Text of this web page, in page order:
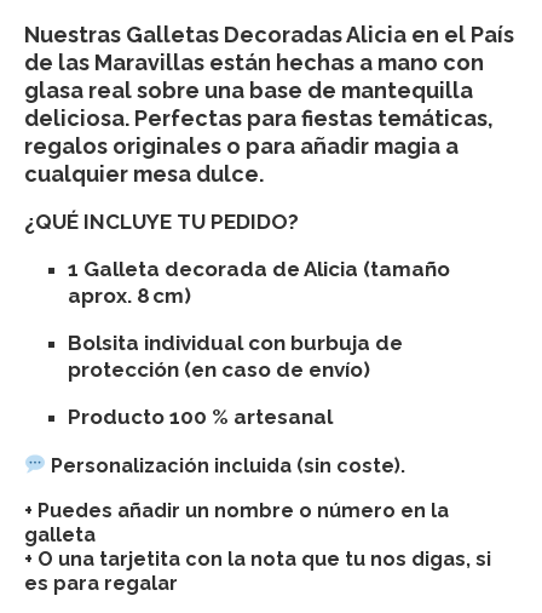
Nuestras Galletas Decoradas Alicia en el País
de las Maravillas están hechas a mano con
glasa real sobre una base de mantequilla
deliciosa. Perfectas para fiestas temáticas,
regalos originales o para añadir magia a
cualquier mesa dulce.
¿QUÉ INCLUYE TU PEDIDO?
1 Galleta decorada de Alicia (tamaño
aprox. 8 cm)
Bolsita individual con burbuja de
protección (en caso de envío)
Producto 100 % artesanal
Personalización incluida (sin coste).
+ Puedes añadir un nombre o número en la
galleta
+ O una tarjetita con la nota que tu nos digas, si
es para regalar